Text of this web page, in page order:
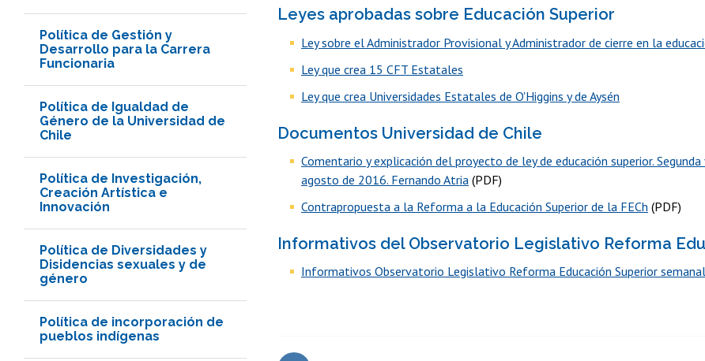
Política de Gestión y
Desarrollo para la Carrera
Funcionaria
Política de Igualdad de
Género de la Universidad de
Chile
Política de Investigación,
Creación Artística e
Innovación
Política de Diversidades y
Disidencias sexuales y de
género
Política de incorporación de
pueblos indígenas
Leyes aprobadas sobre Educación Superior
Ley sobre el Administrador Provisional y Administrador de cierre en la
Ley que crea 15 CFT Estatales
Ley que crea Universidades Estatales de O'Higgins y de Aysén
Documentos Universidad de Chile
Comentario y explicación del proyecto de ley de educación superior.
agosto de 2016. Fernando Atria (PDF)
Contrapropuesta a la Reforma a la Educación Superior de la FECh (PDF)
Informativos del Observatorio Legislativo Reforma
Informativos Observatorio Legislativo Reforma Educación Superior